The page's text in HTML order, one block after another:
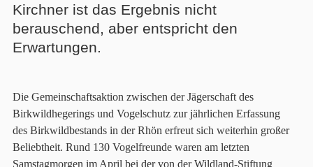
Kirchner ist das Ergebnis nicht
berauschend, aber entspricht den
Erwartungen.
Die Gemeinschaftsaktion zwischen der Jägerschaft des
Birkwildhegerings und Vogelschutz zur jährlichen Erfassung
des Birkwildbestands in der Rhön erfreut sich weiterhin großer
Beliebtheit. Rund 130 Vogelfreunde waren am letzten
Samstagmorgen im April bei der von der Wildland-Stiftung